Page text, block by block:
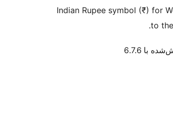
Indian Rupee symbol (₹) for
to
با 6.7.6